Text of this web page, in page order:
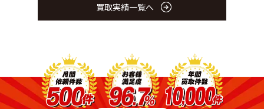
買取実績一覧へ